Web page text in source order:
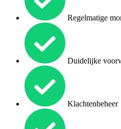
Regelmatige
Duidelijke
Klachtenbeheer